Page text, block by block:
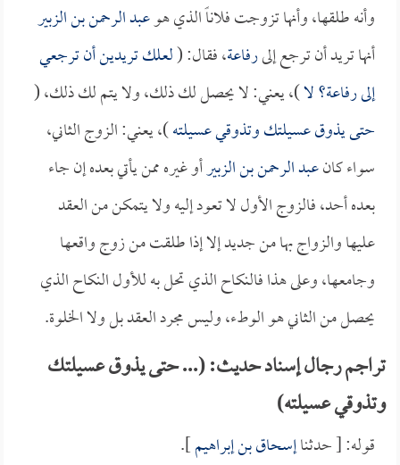
وأنه طلقها، وأنها تزوجت فلاناً الذي هوعبد الرحمن بن الزبير
أنها تريد أن ترجع إلىرفاعة، فقال: (لعلك تريدين أن ترجعي
إلىرفاعة؟ لا)، يعني: لا يحصل لك ذلك، ولا يتم لك ذلك، (
حتى يذوق عسيلتك وتذوقي عسيلته)، يعني: الزوج الثاني،
سواء كانعبد الرحمن بن الزبيرأو غيره ممن يأتي بعده إن جاء
بعده أحد، فالزوج الأول لا تعود إليه ولا يتمكن من العقد
عليها والزواج بها من جديد إلا إذا طلقت من زوج واقعها
وجامعها، وعلى هذا فالنكاح الذي تحل به للأول النكاح الذي
يحصل من الثاني هو الوطء، وليس مجرد العقد بل ولا الخلوة.
تراجم رجال إسناد حديث: (... حتى يذوق عسيلتك
وتذوقي عسيلته)
قوله: [ حدثناإسحاق بن إبراهيم].